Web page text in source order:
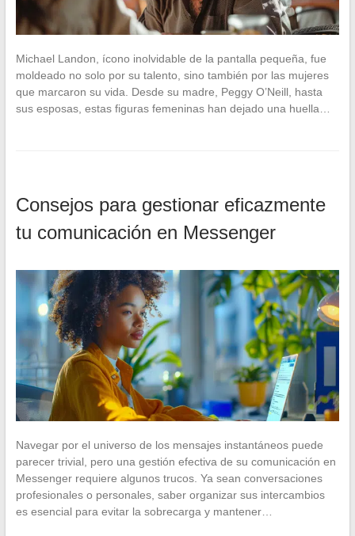
Michael Landon, ícono inolvidable de la pantalla pequeña, fue
moldeado no solo por su talento, sino también por las mujeres
que marcaron su vida. Desde su madre, Peggy O’Neill, hasta
sus esposas, estas figuras femeninas han dejado una huella…
Consejos para gestionar eficazmente
tu comunicación en Messenger
Navegar por el universo de los mensajes instantáneos puede
parecer trivial, pero una gestión efectiva de su comunicación en
Messenger requiere algunos trucos. Ya sean conversaciones
profesionales o personales, saber organizar sus intercambios
es esencial para evitar la sobrecarga y mantener…